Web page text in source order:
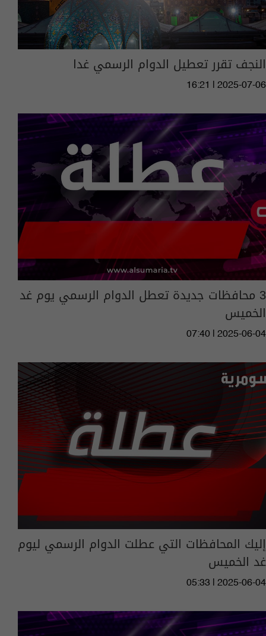
النجف تقرر تعطيل الدوام الرسمي غدا
16:21 | 2025-07-06
3 محافظات جديدة تعطل الدوام الرسمي يوم غد
الخميس
07:40 | 2025-06-04
إليك المحافظات التي عطلت الدوام الرسمي ليوم
غد الخميس
05:33 | 2025-06-04